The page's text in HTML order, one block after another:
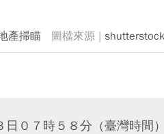
產掃瞄 shutterstock
日０７時５８分（臺灣時間